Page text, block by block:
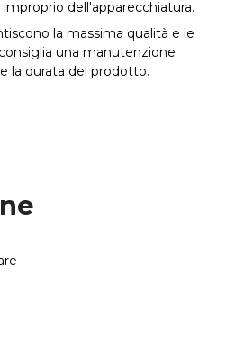
dell'apparecchiatura.
la massima qualità e le
una manutenzione
la durata del prodotto.